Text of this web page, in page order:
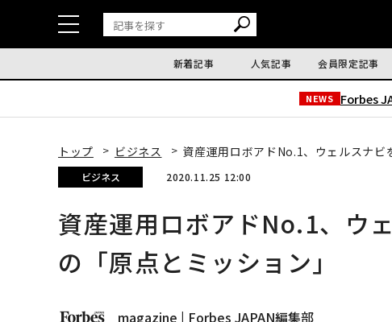
新着記事 人気記事 会員限定記事
NEWS Forbes
トップ ビジネス 資産運用ロボアドNo.1、ウェルスナビ
ビジネス 2020.11.25 12:00
資産運用ロボアドNo.1、ウ
の「原点とミッション」
magazine | Forbes JAPAN編集部